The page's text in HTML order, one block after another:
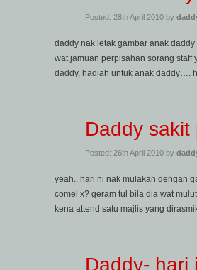
Posted: 28th April 2010 by
daddy nak letak gambar anak
wat jamuan perpisahan sorang
daddy, hadiah untuk anak daddy….
Daddy
Posted: 26th April 2010 by
yeah.. hari ni nak mulakan dengan
comel x? geram tul bila dia wat
kena attend satu majlis yang
Daddy-